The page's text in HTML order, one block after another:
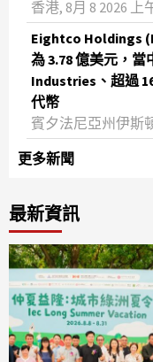
香港, 8月 8 2026 上
Eightco Holdings
為 3.78 億美元，
Industries、超過
代幣
賓夕法尼亞州伊斯
更多新聞
最新資訊